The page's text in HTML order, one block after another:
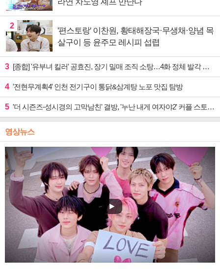
2
'편스토랑' 이찬원, 황태해장국·무생채·양념 목
살구이 등 윤주모 레시피 섭렵
3 [종합] '유부녀 킬러' 공효진, 장기 밀매 조직 소탕…4화 정체 발각 위기 예고
4 '전현무계획4' 인천 전기구이 통닭&삼계탕 노포 맛집 탐방
5 '더 시즌즈-성시경의 고막남친' 결방, '누난 내게 여자야2' 커플 스토리 편성
영상뉴스